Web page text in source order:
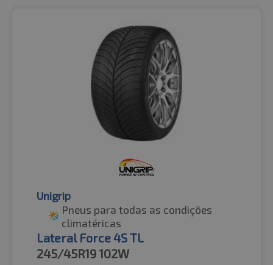
Unigrip
Pneus para todas as condições
climatéricas
Lateral Force 4S TL
245/45R19102W